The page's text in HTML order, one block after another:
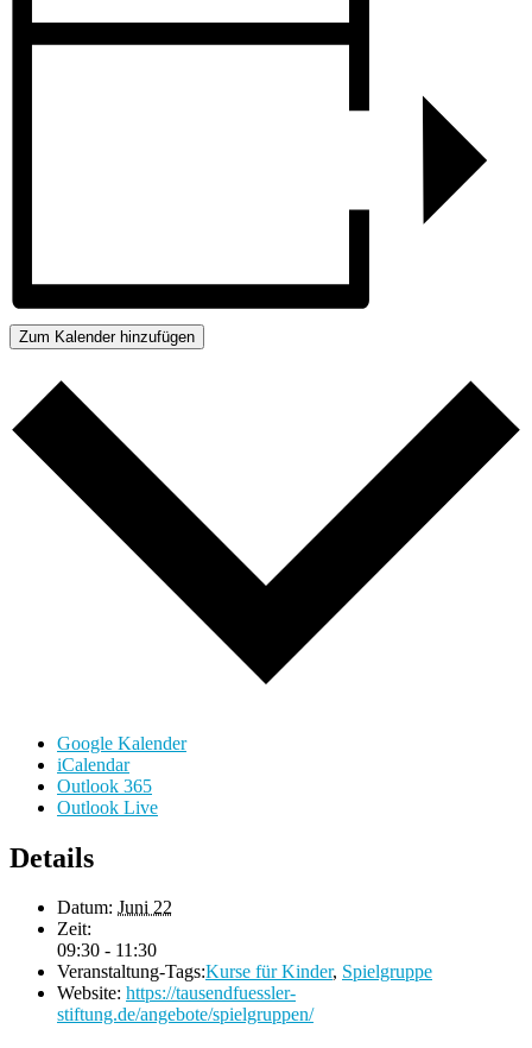
Zum Kalender hinzufügen
Google Kalender
iCalendar
Outlook 365
Outlook Live
Details
Datum: Juni 22
Zeit:
09:30 - 11:30
Veranstaltung-Tags:Kurse für Kinder, Spielgruppe
Website: https://tausendfuessler-
stiftung.de/angebote/spielgruppen/